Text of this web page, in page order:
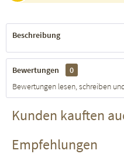
Beschreibung
Bewertungen
0
Bewertungen lesen, schreiben
Kunden kauften
Empfehlungen